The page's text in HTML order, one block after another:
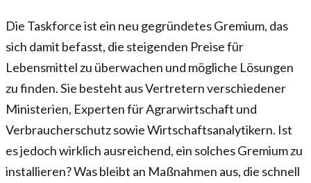
Die Taskforce ist ein neu gegründetes Gremium, das
sich damit befasst, die steigenden Preise für
Lebensmittel zu überwachen und mögliche Lösungen
zu finden. Sie besteht aus Vertretern verschiedener
Ministerien, Experten für Agrarwirtschaft und
Verbraucherschutz sowie Wirtschaftsanalytikern. Ist
es jedoch wirklich ausreichend, ein solches Gremium zu
installieren? Was bleibt an Maßnahmen aus, die schnell